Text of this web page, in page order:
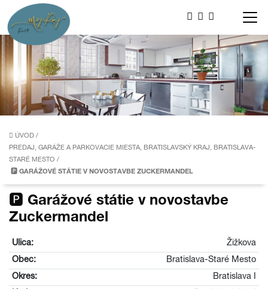
ÚVOD /
PREDAJ, GARÁŽE A PARKOVACIE MIESTA, BRATISLAVSKÝ KRAJ, BRATISLAVA-
STARÉ MESTO /
🅿️ GARÁŽOVÉ STÁTIE V NOVOSTAVBE ZUCKERMANDEL
🅿️ Garážové státie v novostavbe
Zuckermandel
Ulica:
Žižkova
Obec:
Bratislava-Staré Mesto
Okres:
Bratislava I